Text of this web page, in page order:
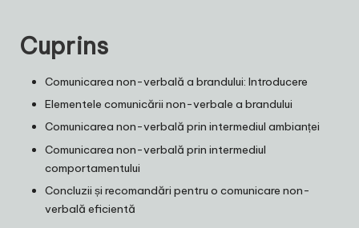
Cuprins
Comunicarea non-verbală a brandului: Introducere
Elementele comunicării non-verbale a brandului
Comunicarea non-verbală prin intermediul ambianței
Comunicarea non-verbală prin intermediul
comportamentului
Concluzii și recomandări pentru o comunicare non-
verbală eficientă